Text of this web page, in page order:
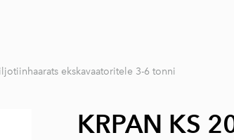
ekskavaatoritele 3-6 tonni
KRPAN KS